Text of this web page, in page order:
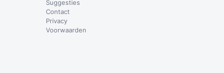
Suggesties
Contact
Privacy
Voorwaarden